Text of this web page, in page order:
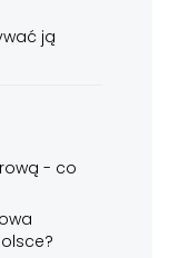
ją
- co